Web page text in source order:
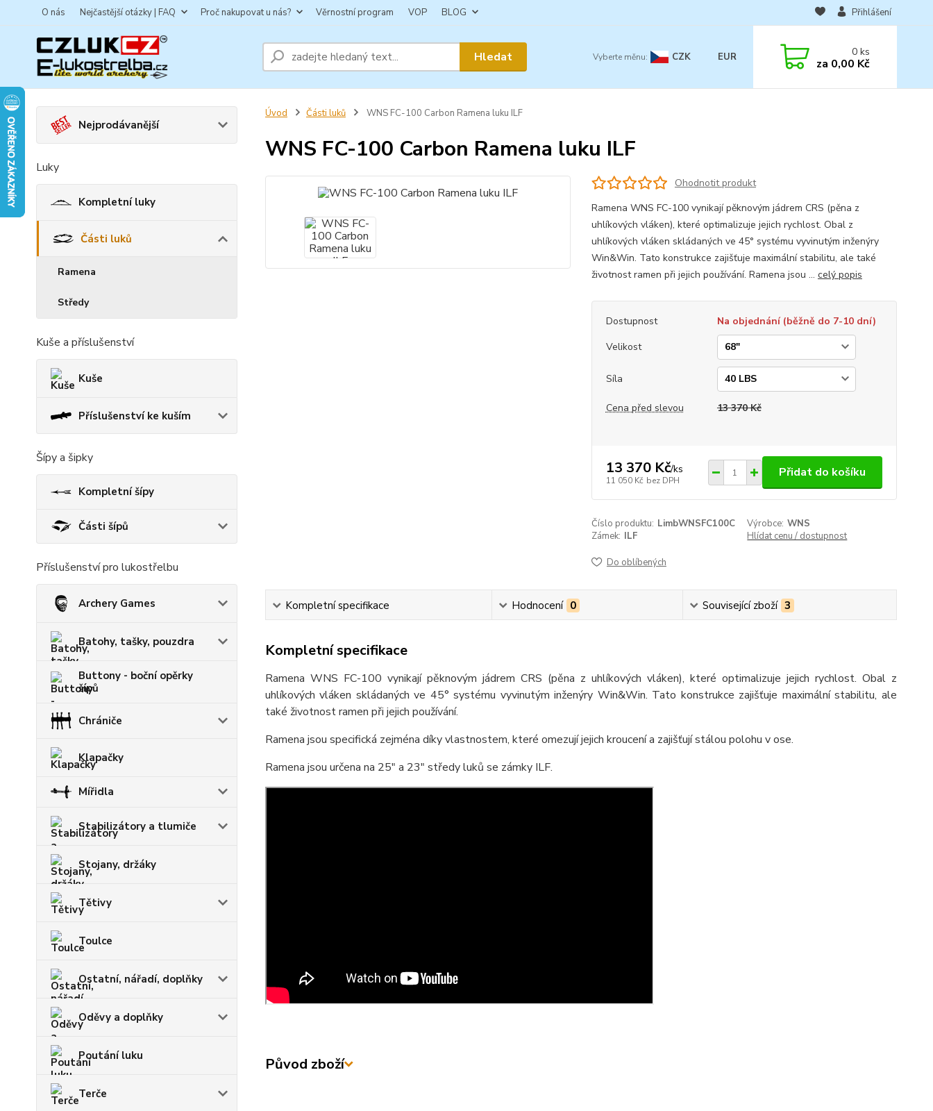
O nás Nejčastější otázky | FAQ Proč nakupovat u nás? Věrnostní program VOP BLOG
CZK EUR
Přihlášení
Hledat 0ks
za 0,00 Kč
Nejprodávanější
Luky
Kompletní luky
Části luků
Ramena
Středy
Kuše a příslušenství
Kuše
Příslušenství ke kuším
Šípy a šipky
Kompletní šípy
Části šípů
Příslušenství pro lukostřelbu
Archery Games
Batohy, tašky, pouzdra
Buttony - boční opěrky
šípů
Chrániče
Klapačky
Mířidla
Stabilizátory a tlumiče
Stojany, držáky
Tětivy
Toulce
Ostatní, nářadí, doplňky
Oděvy a doplňky
Poutání luku
Terče
Úvod Části luků WNS FC-100 Carbon Ramena luku ILF
WNS FC-100 Carbon Ramena luku ILF
Ohodnotit produkt
Ramena WNS FC-100 vynikají pěknovým jádrem CRS (pěna z
uhlíkových vláken), které optimalizuje jejich rychlost. Obal z
uhlíkových vláken skládaných ve 45° systému vyvinutým inženýry
Win&Win. Tato konstrukce zajišťuje maximální stabilitu, ale také
životnost ramen při jejich používání. Ramena jsou ... celý popis
Dostupnost
Na objednání (běžně do 7-10 dní)
Velikost
Síla
Cena před slevou 13 370 Kč
13 370 Kč/ks
11 050 Kč bez DPH
Přidat do košíku
Číslo produktu: LimbWNSFC100C Výrobce: WNS
Zámek: ILF Hlídat cenu / dostupnost
Do oblíbených
Kompletní specifikace Hodnocení 0 Související zboží 3
Kompletní specifikace
Ramena WNS FC-100 vynikají pěknovým jádrem CRS (pěna z uhlíkových vláken), které optimalizuje jejich rychlost. Obal z
uhlíkových vláken skládaných ve 45° systému vyvinutým inženýry Win&Win. Tato konstrukce zajišťuje maximální stabilitu, ale
také životnost ramen při jejich používání.
Ramena jsou specifická zejména díky vlastnostem, které omezují jejich kroucení a zajišťují stálou polohu v ose.
Ramena jsou určena na 25" a 23" středy luků se zámky ILF.
Původ zboží